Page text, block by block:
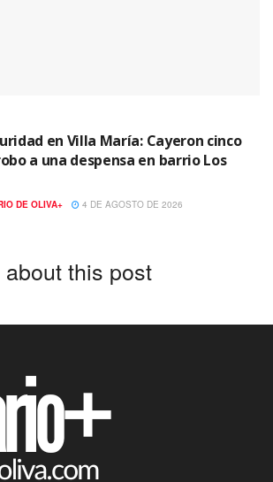
en Villa María: Cayeron cinco
a una despensa en barrio Los
DE OLIVA+ 4 DE AGOSTO DE 2026
this post